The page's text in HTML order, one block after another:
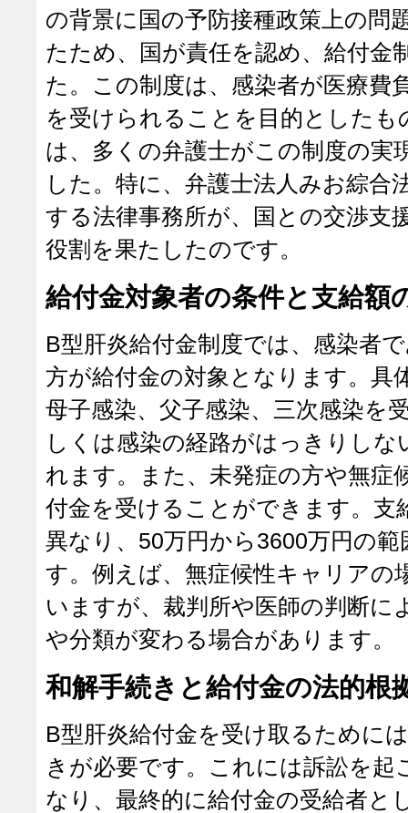
の背景に国の予防接種政策上の問
たため、国が責任を認め、給付金
た。この制度は、感染者が医療費
を受けられることを目的としたも
は、多くの弁護士がこの制度の実
した。特に、弁護士法人みお綜合
する法律事務所が、国との交渉支
役割を果たしたのです。
給付金対象者の条件と支給額
B型肝炎給付金制度では、感染者
方が給付金の対象となります。具
母子感染、父子感染、三次感染を
しくは感染の経路がはっきりし
れます。また、未発症の方や無症
付金を受けることができます。支
異なり、50万円から3600万円の
す。例えば、無症候性キャリアの
いますが、裁判所や医師の判断に
や分類が変わる場合があります。
和解手続きと給付金の法的根
B型肝炎給付金を受け取るために
きが必要です。これには訴訟を起
なり、最終的に給付金の受給者と